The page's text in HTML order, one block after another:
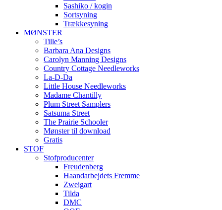
Sashiko / kogin
Sortsyning
Trækkesyning
MØNSTER
Tille’s
Barbara Ana Designs
Carolyn Manning Designs
Country Cottage Needleworks
La-D-Da
Little House Needleworks
Madame Chantilly
Plum Street Samplers
Satsuma Street
The Prairie Schooler
Mønster til download
Gratis
STOF
Stofproducenter
Freudenberg
Haandarbejdets Fremme
Zweigart
Tilda
DMC